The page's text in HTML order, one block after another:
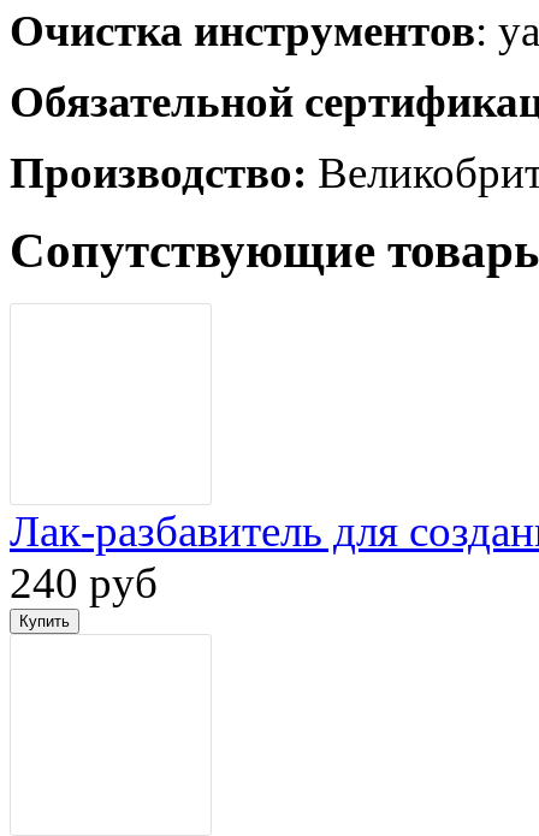
Очистка инструментов:
Обязательной
Производство:
Сопутствующие
Лак-разбавитель для
240 руб